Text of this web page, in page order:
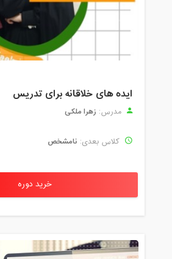
ایده های خلاقانه برای تدریس
مدرس: زهرا ملکی
کلاس بعدی: نامشخص
خرید دوره